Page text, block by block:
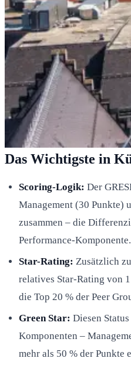
Das Wichtigste in
Scoring-Logik: Der
Management (30 Punkte)
zusammen – die
Performance-Komponente.
Star-Rating: Zusätzlich
relatives Star-Rating von
die Top 20 % der Peer
Green Star: Diesen
Komponenten –
mehr als 50 % der Punkte